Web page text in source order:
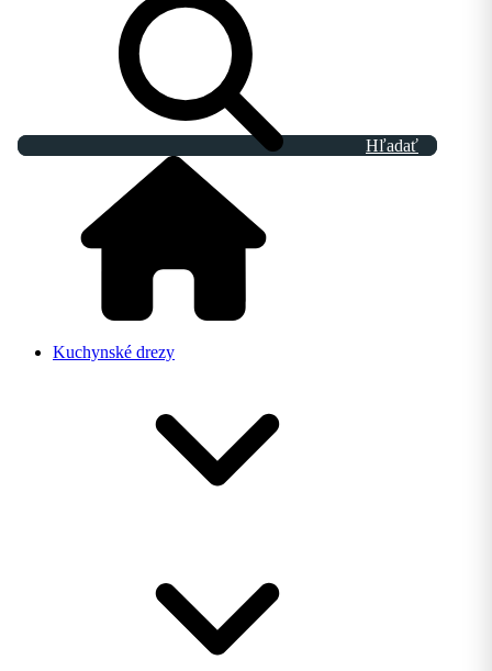
Hľadať
Kuchynské drezy